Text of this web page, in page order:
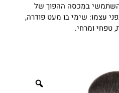
השתמשי במכסה ההפוך של
עצמו: שימי בו מעט פודרה,
טפחי ומרחי.